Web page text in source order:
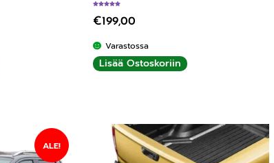
€199,00
Varastossa
Lisää Ostoskoriin
ALE!